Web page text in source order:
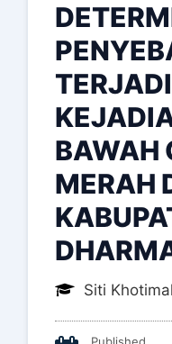
BAWAH
MERAH
Siti